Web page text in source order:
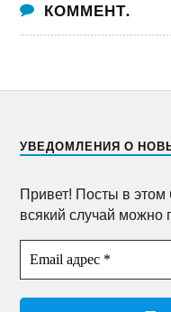
КОММЕНТ.
УВЕДОМЛЕНИЯ О
Привет! Посты в этом
всякий случай можно